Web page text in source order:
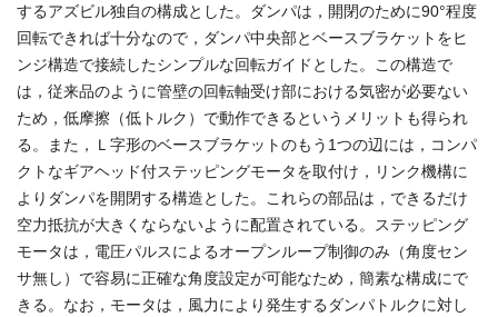
するアズビル独自の構成とした。ダンパは，開閉のために90°程度
回転できれば十分なので，ダンパ中央部とベースブラケットをヒ
ンジ構造で接続したシンプルな回転ガイドとした。この構造で
は，従来品のように管壁の回転軸受け部における気密が必要ない
ため，低摩擦（低トルク）で動作できるというメリットも得られ
る。また，Ｌ字形のベースブラケットのもう1つの辺には，コンパ
クトなギアヘッド付ステッピングモータを取付け，リンク機構に
よりダンパを開閉する構造とした。これらの部品は，できるだけ
空力抵抗が大きくならないように配置されている。ステッピング
モータは，電圧パルスによるオープンループ制御のみ（角度セン
サ無し）で容易に正確な角度設定が可能なため，簡素な構成にで
きる。なお，モータは，風力により発生するダンパトルクに対し